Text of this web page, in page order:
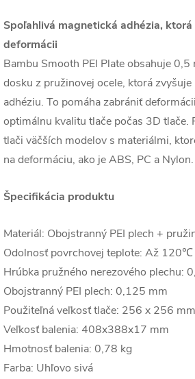
Spoľahlivá magnetická adhézia,
deformácii
Bambu Smooth PEI Plate obsahuje 0,5
dosku z pružinovej ocele, ktorá
adhéziu. To pomáha zabrániť
optimálnu kvalitu tlače počas 3D tlače.
tlači väčších modelov s materiálmi,
na deformáciu, ako je ABS, PC a Nylon.
Špecifikácia produktu
Materiál: Obojstranný PEI plech +
Odolnosť povrchovej teplote: Až 120℃
Hrúbka pružného nerezového plechu:
Obojstranný PEI plech: 0,125 mm
Použiteľná veľkosť tlače: 256 x 256 mm
Veľkosť balenia: 408x388x17 mm
Hmotnosť balenia: 0,78 kg
Farba: Uhľovo sivá